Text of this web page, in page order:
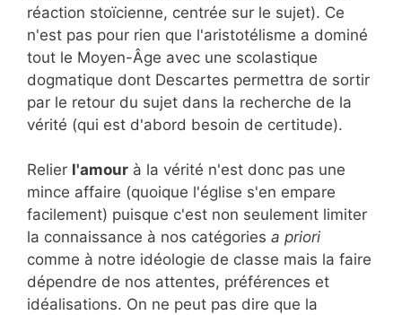
réaction stoïcienne, centrée sur le sujet). Ce
n'est pas pour rien que l'aristotélisme a dominé
tout le Moyen-Âge avec une scolastique
dogmatique dont Descartes permettra de sortir
par le retour du sujet dans la recherche de la
vérité (qui est d'abord besoin de certitude).
Relier l'amour à la vérité n'est donc pas une
mince affaire (quoique l'église s'en empare
facilement) puisque c'est non seulement limiter
la connaissance à nos catégories a priori
comme à notre idéologie de classe mais la faire
dépendre de nos attentes, préférences et
idéalisations. On ne peut pas dire que la